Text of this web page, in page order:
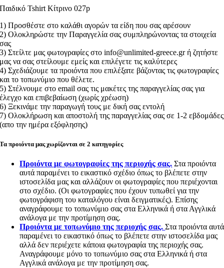
Παιδικό Tshirt Κίτρινο 027p
1) Προσθέστε στο καλάθι αγορών τα είδη που σας αρέσουν
2) Ολοκληρώστε την Παραγγελία σας συμπληρώνοντας τα στοιχεία
σας
3) Στείλτε μας φωτογραφίες στο info@unlimited-greece.gr ή ζητήστε
μας να σας στείλουμε εμείς και επιλέγετε τις καλύτερες
4) Σχεδιάζουμε τα προιόντα που επιλέξατε βάζοντας τις φωτογραφίες
και το τοπωνύμιο που θέλετε.
5) Στέλνουμε στο email σας τις μακέτες της παραγγελίας σας για
έλεγχο και επιβεβαίωση (χωρίς χρέωση)
6) Ξεκινάμε την παραγωγή τους με δική σας εντολή
7) Ολοκλήρωση και αποστολή της παραγγελίας σας σε 1-2 εβδομάδες
(απο την ημέρα εξόφλησης)
Τα προιόντα μας χωρίζονται σε 2 κατηγορίες
Προιόντα με φωτογραφίες της περιοχής σας. Στα προιόντα
αυτά παραμένει το εικαστικό σχέδιο όπως το βλέπετε στην
ιστοσελίδα μας και αλλάζουν οι φωτογραφίες που περιέχονται
στο σχέδιο. (Οι φωτογραφίες που έχουν τυπωθεί για την
φωτογράφιση του καταλόγου είναι δειγματικές). Επίσης
αναγράφουμε το τοπωνύμιο σας στα Ελληνικά ή στα Αγγλικά
ανάλογα με την προτίμηση σας.
Προιόντα με τοπωνύμιο της περιοχής σας.Στα προιόντα αυτά
παραμένει το εικαστικό όπως το βλέπετε στην ιστοσελίδα μας
αλλά δεν περιέχετε κάποια φωτογραφία της περιοχής σας.
Αναγράφουμε μόνο το τοπωνύμιο σας στα Ελληνικά ή στα
Αγγλικά ανάλογα με την προτίμηση σας.